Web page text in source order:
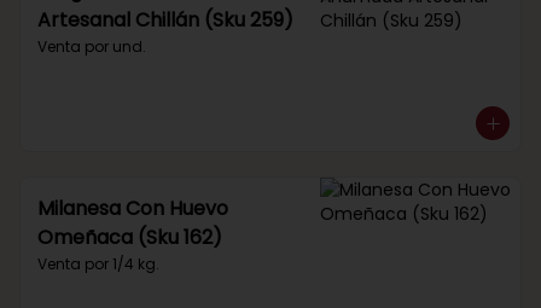
Artesanal Chillán (Sku 259)
Venta por und.
Milanesa Con Huevo
Omeñaca (Sku 162)
Venta por 1/4 kg.